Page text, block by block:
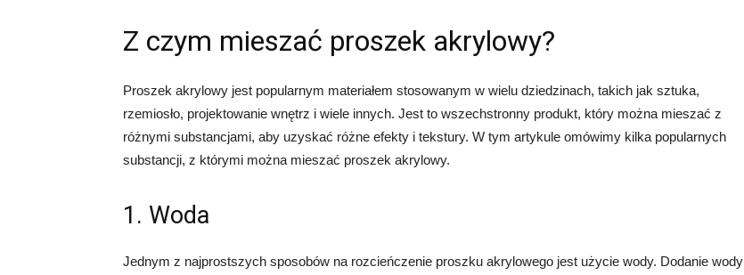
Z czym mieszać proszek akrylowy?
Proszek akrylowy jest popularnym materiałem stosowanym w wielu dziedzinach, takich jak sztuka,
rzemiosło, projektowanie wnętrz i wiele innych. Jest to wszechstronny produkt, który można mieszać z
różnymi substancjami, aby uzyskać różne efekty i tekstury. W tym artykule omówimy kilka popularnych
substancji, z którymi można mieszać proszek akrylowy.
1. Woda
Jednym z najprostszych sposobów na rozcieńczenie proszku akrylowego jest użycie wody. Dodanie wody